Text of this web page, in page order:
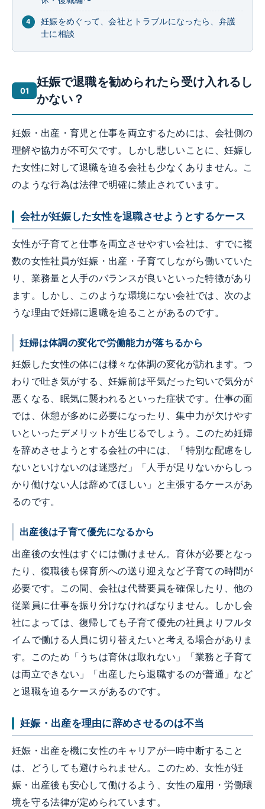
妊娠をめぐって、会社とトラブルになったら、弁護
士に相談
妊娠で退職を勧められたら受け入れるし
かない？
妊娠・出産・育児と仕事を両立するためには、会社側の
理解や協力が不可欠です。しかし悲しいことに、妊娠し
た女性に対して退職を迫る会社も少なくありません。こ
のような行為は法律で明確に禁止されています。
会社が妊娠した女性を退職させようとするケース
女性が子育てと仕事を両立させやすい会社は、すでに複
数の女性社員が妊娠・出産・子育てしながら働いていた
り、業務量と人手のバランスが良いといった特徴があり
ます。しかし、このような環境にない会社では、次のよ
うな理由で妊婦に退職を迫ることがあるのです。
妊婦は体調の変化で労働能力が落ちるから
妊娠した女性の体には様々な体調の変化が訪れます。つ
わりで吐き気がする、妊娠前は平気だった匂いで気分が
悪くなる、眠気に襲われるといった症状です。仕事の面
では、休憩が多めに必要になったり、集中力が欠けやす
いといったデメリットが生じるでしょう。このため妊婦
を辞めさせようとする会社の中には、「特別な配慮をし
ないといけないのは迷惑だ」「人手が足りないからしっ
かり働けない人は辞めてほしい」と主張するケースがあ
るのです。
出産後は子育て優先になるから
出産後の女性はすぐには働けません。育休が必要となっ
たり、復職後も保育所への送り迎えなど子育ての時間が
必要です。この間、会社は代替要員を確保したり、他の
従業員に仕事を振り分けなければなりません。しかし会
社によっては、復帰しても子育て優先の社員よりフルタ
イムで働ける人員に切り替えたいと考える場合がありま
す。このため「うちは育休は取れない」「業務と子育て
は両立できない」「出産したら退職するのが普通」など
と退職を迫るケースがあるのです。
妊娠・出産を理由に辞めさせるのは不当
妊娠・出産を機に女性のキャリアが一時中断すること
は、どうしても避けられません。このため、女性が妊
娠・出産後も安心して働けるよう、女性の雇用・労働環
境を守る法律が定められています。